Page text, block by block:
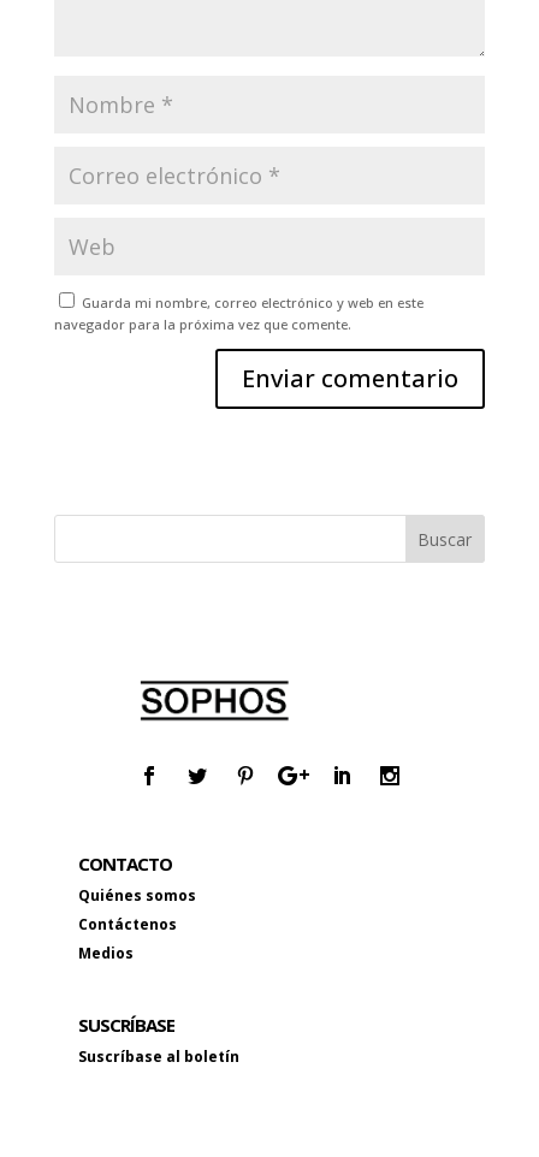
Guarda mi nombre, correo electrónico y web en este
navegador para la próxima vez que comente.
CONTACTO
Quiénes somos
Contáctenos
Medios
SUSCRÍBASE
Suscríbase al boletín